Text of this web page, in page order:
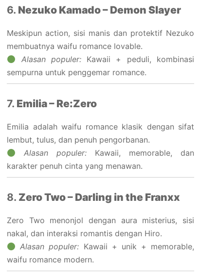
6. Nezuko Kamado – Demon Slayer
Meskipun action, sisi manis dan protektif Nezuko
membuatnya waifu romance lovable.
Alasan populer:Kawaii + peduli, kombinasi
sempurna untuk penggemar romance.
7. Emilia – Re:Zero
Emilia adalah waifu romance klasik dengan sifat
lembut, tulus, dan penuh pengorbanan.
Alasan populer: Kawaii, memorable, dan
karakter penuh cinta yang menawan.
8. Zero Two – Darling in the Franxx
Zero Two menonjol dengan aura misterius, sisi
nakal, dan interaksi romantis dengan Hiro.
Alasan populer: Kawaii + unik + memorable,
waifu romance modern.